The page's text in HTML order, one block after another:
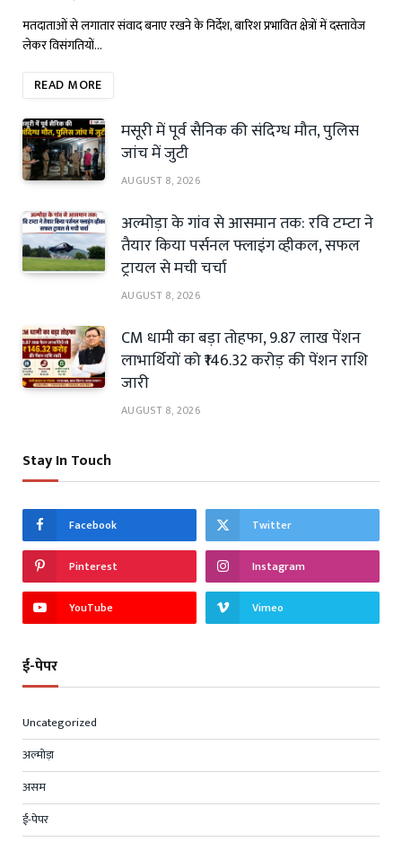
मतदाताओं से लगातार संवाद बनाए रखने के निर्देश, बारिश प्रभावित क्षेत्रों में दस्तावेज
लेकर विसंगतियों…
READ MORE
मसूरी में पूर्व सैनिक की संदिग्ध मौत, पुलिस
जांच में जुटी
AUGUST 8, 2026
अल्मोड़ा के गांव से आसमान तक: रवि टम्टा ने
तैयार किया पर्सनल फ्लाइंग व्हीकल, सफल
ट्रायल से मची चर्चा
AUGUST 8, 2026
CM धामी का बड़ा तोहफा, 9.87 लाख पेंशन
लाभार्थियों को ₹146.32 करोड़ की पेंशन राशि
जारी
AUGUST 8, 2026
Stay In Touch
Facebook Twitter
Pinterest Instagram
YouTube Vimeo
ई-पेपर
Uncategorized
अल्मोड़ा
असम
ई-पेपर